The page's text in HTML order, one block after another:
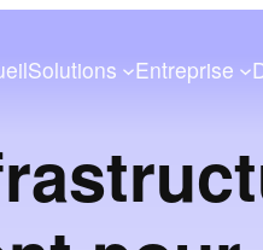
Solutions Entreprise